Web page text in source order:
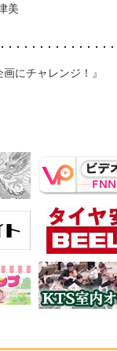
美
にチャレンジ！』